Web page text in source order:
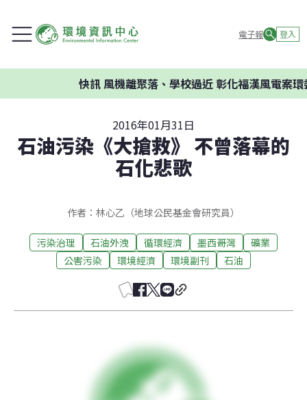
電子報 登入
風機離聚落、學校過近 彰化福漢風電案環委建
2016年01月31日
石油污染《大搶救》 不曾落幕的
石化悲歌
作者：林心乙（地球公民基金會研究員）
污染治理 石油外洩 循環經濟 墨西哥灣
礦業
公害污染
環境經濟 環境副刊 石油